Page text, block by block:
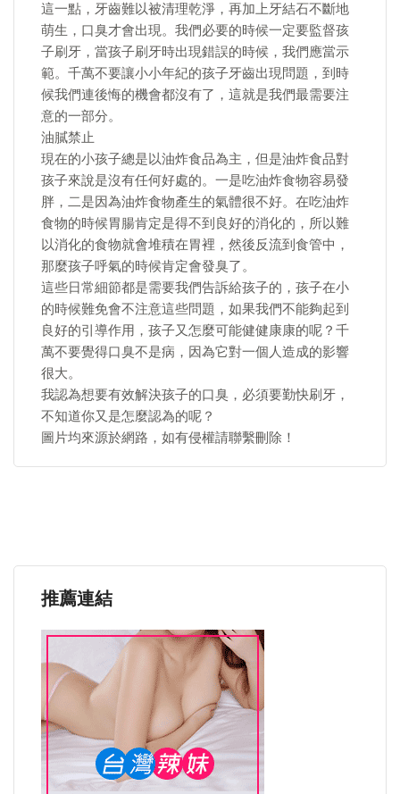
這一點，牙齒難以被清理乾淨，再加上牙結石不斷地
萌生，口臭才會出現。我們必要的時候一定要監督孩
子刷牙，當孩子刷牙時出現錯誤的時候，我們應當示
範。千萬不要讓小小年紀的孩子牙齒出現問題，到時
候我們連後悔的機會都沒有了，這就是我們最需要注
意的一部分。
油膩禁止
現在的小孩子總是以油炸食品為主，但是油炸食品對
孩子來說是沒有任何好處的。一是吃油炸食物容易發
胖，二是因為油炸食物產生的氣體很不好。在吃油炸
食物的時候胃腸肯定是得不到良好的消化的，所以難
以消化的食物就會堆積在胃裡，然後反流到食管中，
那麼孩子呼氣的時候肯定會發臭了。
這些日常細節都是需要我們告訴給孩子的，孩子在小
的時候難免會不注意這些問題，如果我們不能夠起到
良好的引導作用，孩子又怎麼可能健健康康的呢？千
萬不要覺得口臭不是病，因為它對一個人造成的影響
很大。
我認為想要有效解決孩子的口臭，必須要勤快刷牙，
不知道你又是怎麼認為的呢？
圖片均來源於網路，如有侵權請聯繫刪除！
推薦連結